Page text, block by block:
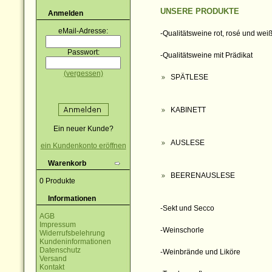
Anmelden
eMail-Adresse:
Passwort:
(vergessen)
Ein neuer Kunde?
ein Kundenkonto eröffnen
Warenkorb
0 Produkte
Informationen
AGB
Impressum
Widerrufsbelehrung
Kundeninformationen
Datenschutz
Versand
Kontakt
UNSERE PRODUKTE
-Qualitätsweine rot, rosé und weiß
-Qualitätsweine mit Prädikat
SPÄTLESE
KABINETT
AUSLESE
BEERENAUSLESE
-Sekt und Secco
-Weinschorle
-Weinbrände und Liköre